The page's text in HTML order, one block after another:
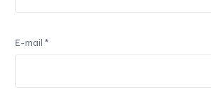
E-mail*